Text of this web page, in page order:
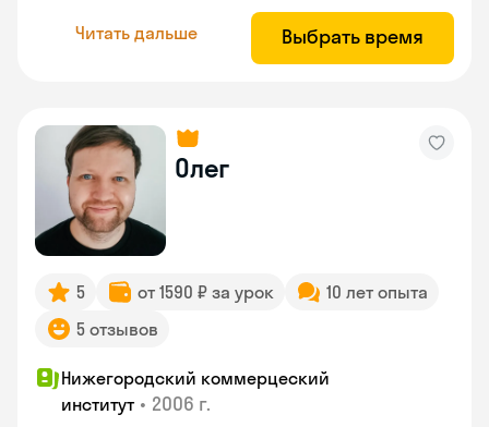
Читать дальше Выбрать время
Олег
5 от 1590 ₽ за урок
10 лет опыта
5 отзывов
Нижегородский коммерцеский
институт • 2006 г.